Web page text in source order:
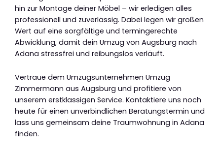
hin zur Montage deiner Möbel – wir erledigen alles
professionell und zuverlässig. Dabei legen wir großen
Wert auf eine sorgfältige und termingerechte
Abwicklung, damit dein Umzug von Augsburg nach
Adana stressfrei und reibungslos verläuft.
Vertraue dem Umzugsunternehmen Umzug
Zimmermann aus Augsburg und profitiere von
unserem erstklassigen Service. Kontaktiere uns noch
heute für einen unverbindlichen Beratungstermin und
lass uns gemeinsam deine Traumwohnung in Adana
finden.